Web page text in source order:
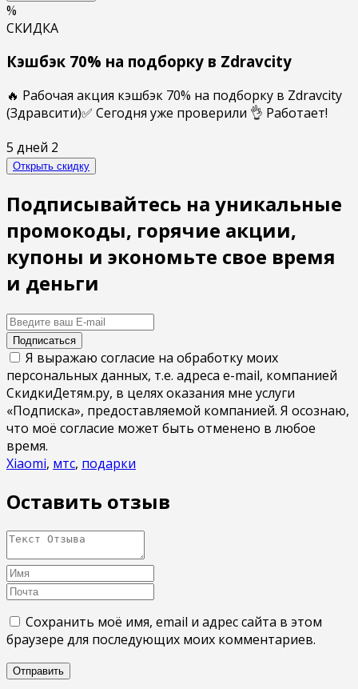
%
СКИДКА
Кэшбэк 70% на подборку в Zdravcity
🔥 Рабочая акция кэшбэк 70% на подборку в Zdravcity
(Здравсити)✅ Сегодня уже проверили 👌 Работает!
5 дней 2
Открыть скидку
Подписывайтесь на уникальные
промокоды, горячие акции,
купоны и экономьте свое время
и деньги
Подписаться
Я выражаю согласие на обработку моих
персональных данных, т.е. адреса e-mail, компанией
СкидкиДетям.ру, в целях оказания мне услуги
«Подписка», предоставляемой компанией. Я осознаю,
что моё согласие может быть отменено в любое
время.
Xiaomi, мтс, подарки
Оставить отзыв
Сохранить моё имя, email и адрес сайта в этом
браузере для последующих моих комментариев.